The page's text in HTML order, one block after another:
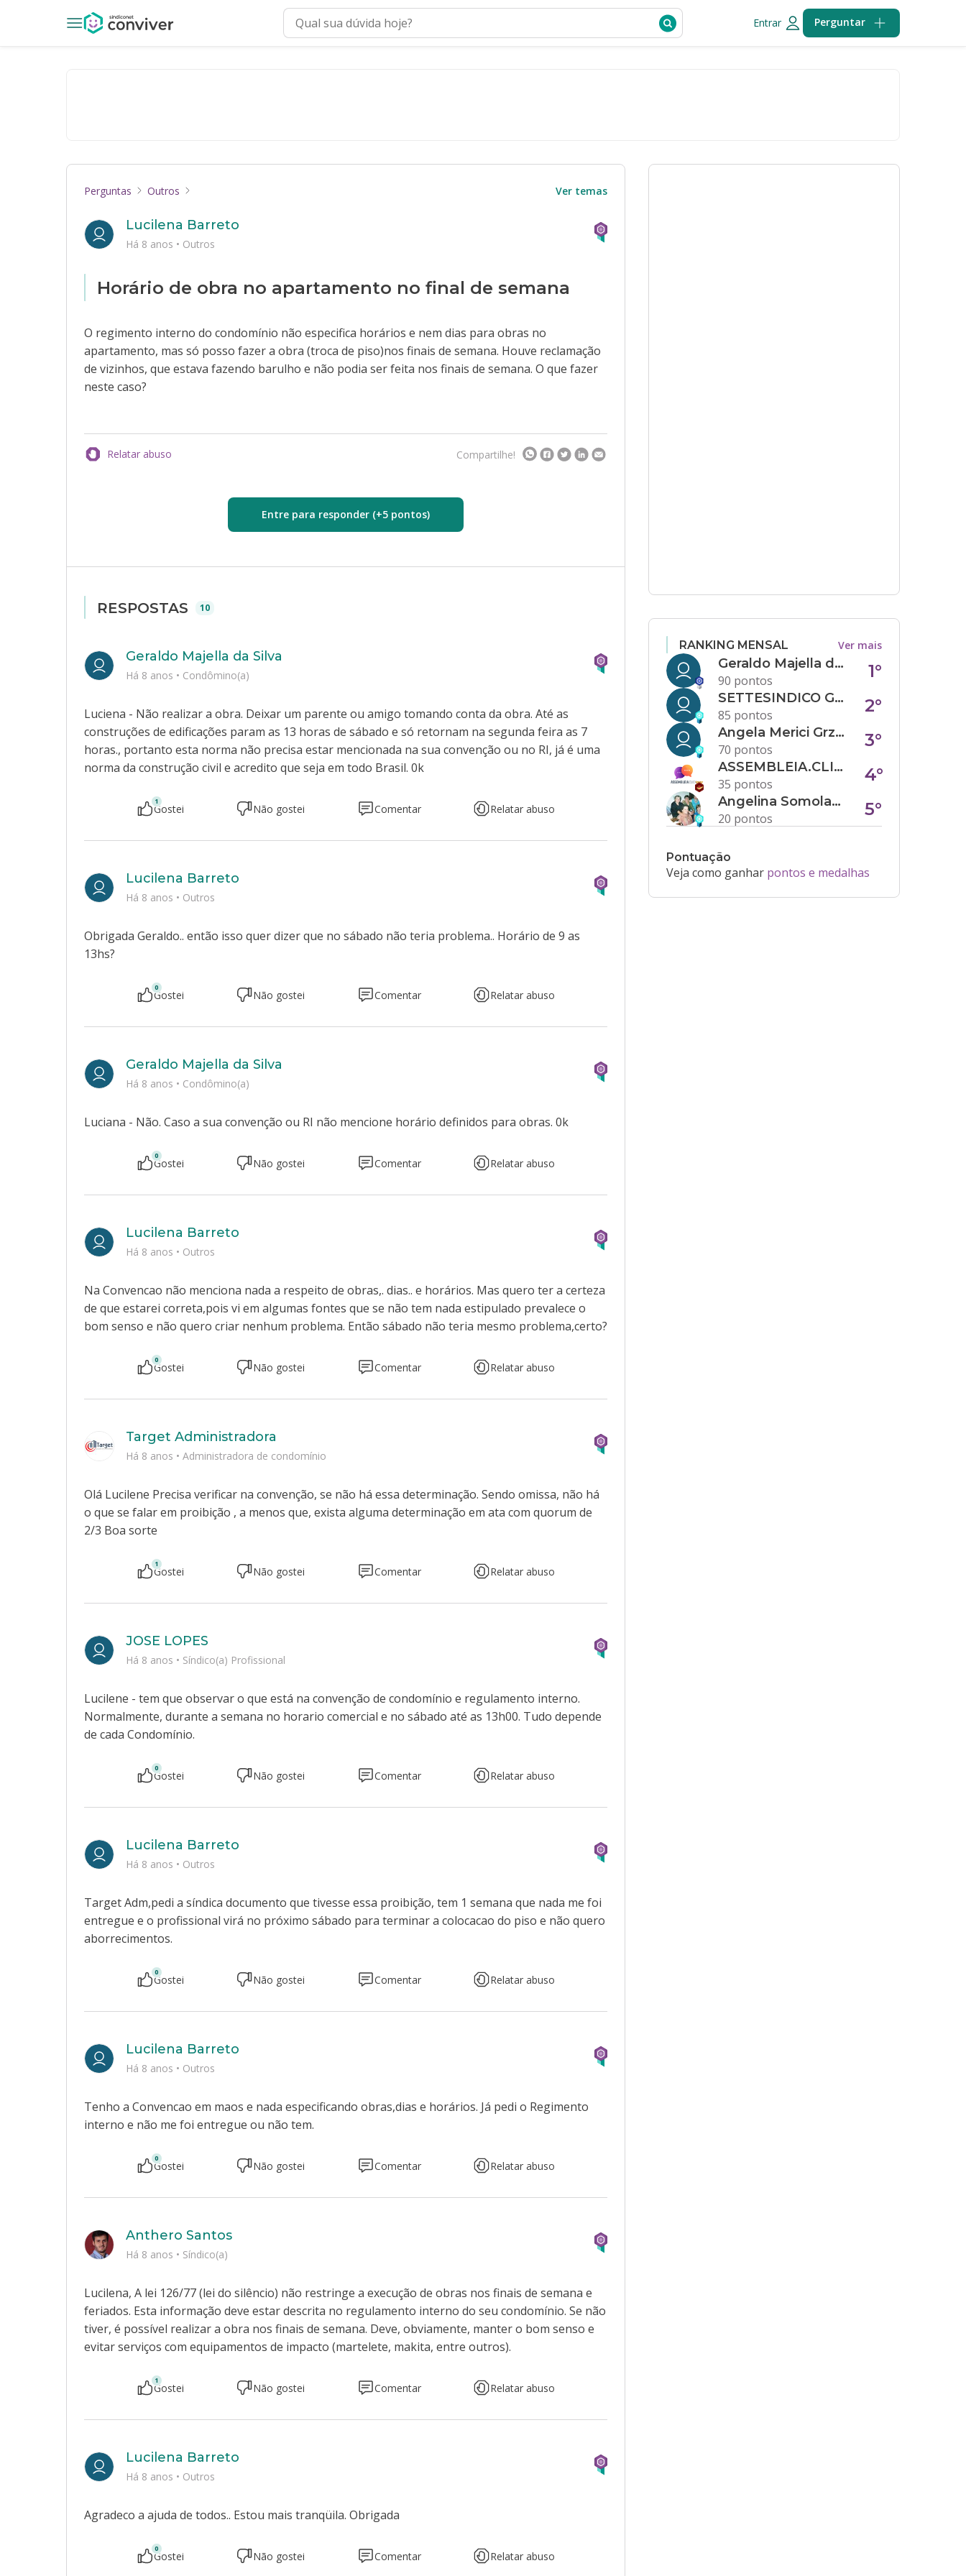
Entrar Perguntar
Perguntas Outros Ver temas
Horário de obra no apartamento no final de semana
O regimento interno do condomínio não especifica horários e nem dias para obras no
apartamento, mas só posso fazer a obra (troca de piso)nos finais de semana. Houve reclamação
de vizinhos, que estava fazendo barulho e não podia ser feita nos finais de semana. O que fazer
neste caso?
Lucilena Barreto
Há 8 anos • Outros
Relatar abuso Compartilhe!
Entre para responder (+5 pontos)
RESPOSTAS 10
Luciena - Não realizar a obra. Deixar um parente ou amigo tomando conta da obra. Até as
construções de edificações param as 13 horas de sábado e só retornam na segunda feira as 7
horas., portanto esta norma não precisa estar mencionada na sua convenção ou no RI, já é uma
norma da construção civil e acredito que seja em todo Brasil. 0k
Geraldo Majella da Silva
Há 8 anos • Condômino(a)
1
Gostei Não gostei Comentar Relatar abuso
Obrigada Geraldo.. então isso quer dizer que no sábado não teria problema.. Horário de 9 as
13hs?
Lucilena Barreto
Há 8 anos • Outros
0
Gostei Não gostei Comentar Relatar abuso
Luciana - Não. Caso a sua convenção ou RI não mencione horário definidos para obras. 0k
Geraldo Majella da Silva
Há 8 anos • Condômino(a)
0
Gostei Não gostei Comentar Relatar abuso
Na Convencao não menciona nada a respeito de obras,. dias.. e horários. Mas quero ter a certeza
de que estarei correta,pois vi em algumas fontes que se não tem nada estipulado prevalece o
bom senso e não quero criar nenhum problema. Então sábado não teria mesmo problema,certo?
Lucilena Barreto
Há 8 anos • Outros
0
Gostei Não gostei Comentar Relatar abuso
Olá Lucilene Precisa verificar na convenção, se não há essa determinação. Sendo omissa, não há
o que se falar em proibição , a menos que, exista alguma determinação em ata com quorum de
2/3 Boa sorte
Target Administradora
Há 8 anos • Administradora de condomínio
1
Gostei Não gostei Comentar Relatar abuso
Lucilene - tem que observar o que está na convenção de condomínio e regulamento interno.
Normalmente, durante a semana no horario comercial e no sábado até as 13h00. Tudo depende
de cada Condomínio.
JOSE LOPES
Há 8 anos • Síndico(a) Profissional
0
Gostei Não gostei Comentar Relatar abuso
Target Adm,pedi a síndica documento que tivesse essa proibição, tem 1 semana que nada me foi
entregue e o profissional virá no próximo sábado para terminar a colocacao do piso e não quero
aborrecimentos.
Lucilena Barreto
Há 8 anos • Outros
0
Gostei Não gostei Comentar Relatar abuso
Tenho a Convencao em maos e nada especificando obras,dias e horários. Já pedi o Regimento
interno e não me foi entregue ou não tem.
Lucilena Barreto
Há 8 anos • Outros
0
Gostei Não gostei Comentar Relatar abuso
Lucilena, A lei 126/77 (lei do silêncio) não restringe a execução de obras nos finais de semana e
feriados. Esta informação deve estar descrita no regulamento interno do seu condomínio. Se não
tiver, é possível realizar a obra nos finais de semana. Deve, obviamente, manter o bom senso e
evitar serviços com equipamentos de impacto (martelete, makita, entre outros).
Anthero Santos
Há 8 anos • Síndico(a)
1
Gostei Não gostei Comentar Relatar abuso
Agradeco a ajuda de todos.. Estou mais tranqüila. Obrigada
Lucilena Barreto
Há 8 anos • Outros
0
Gostei Não gostei Comentar Relatar abuso
RANKING MENSAL Ver mais
Geraldo Majella da Silva
90 pontos
1°
SETTESINDICO GOVERNANÇA CONDOMINIAL
85 pontos
2°
Angela Merici Grzybowski
70 pontos
3°
ASSEMBLEIA.CLICK
35 pontos
4°
Angelina Somolanji R. Oliveira
20 pontos
5°
Pontuação
Veja como ganhar pontos e medalhas